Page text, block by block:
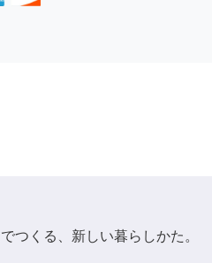
つくる、新しい暮らしかた。